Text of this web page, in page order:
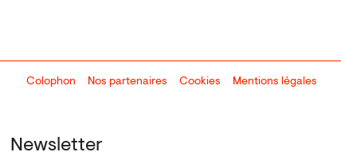
Newsletter
Colophon
Design:Marcel Kaczmarek, code:8080.studio
Nos partenaires Cookies Mentions légales